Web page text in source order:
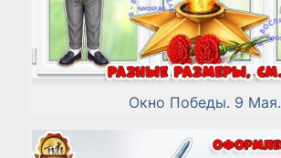
Окно Победы. 9 Мая.